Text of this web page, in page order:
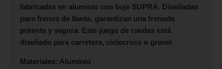
fabricadas en aluminio con buje SUPRA. Diseñadas
para frenos de llanta, garantizan una frenada
potente y segura. Este juego de ruedas está
diseñado para carretera, ciclocross o gravel.
Materiales: Aluminio